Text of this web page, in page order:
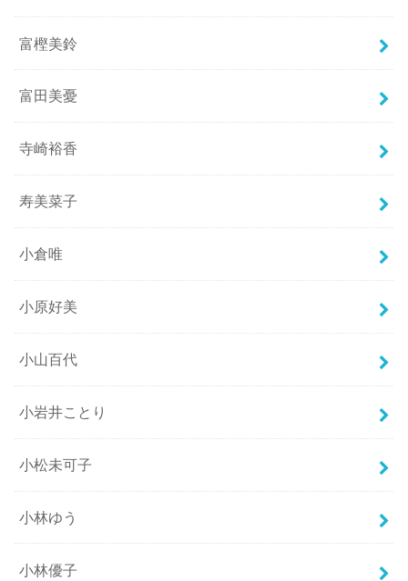
富樫美鈴
富田美憂
寺崎裕香
寿美菜子
小倉唯
小原好美
小山百代
小岩井ことり
小松未可子
小林ゆう
小林優子